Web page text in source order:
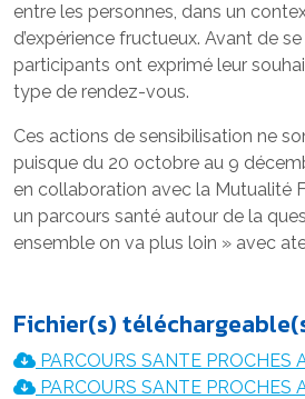
entre les personnes, dans un
d’expérience fructueux. Avant de se
participants ont exprimé leur
type de rendez-vous.
Ces actions de sensibilisation ne
puisque du 20 octobre au 9
en collaboration avec la Mutualité
un parcours santé autour de la
ensemble on va plus loin » avec
Fichier(s)
PARCOURS SANTE PROCHES
PARCOURS SANTE PROCHES